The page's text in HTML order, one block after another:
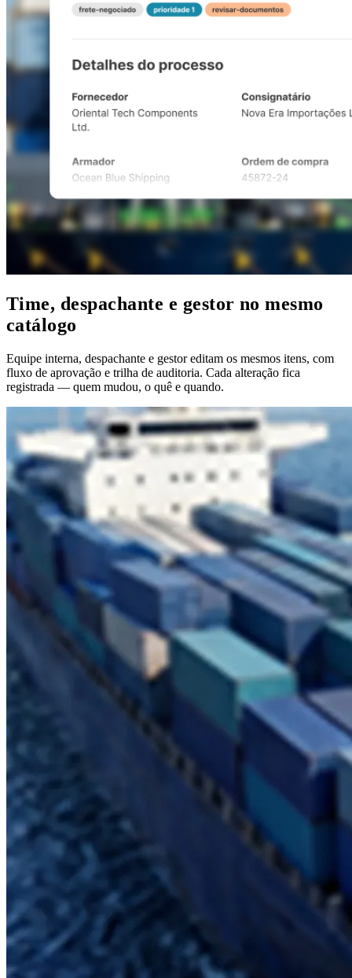
Time, despachante e gestor no mesmo
catálogo
Equipe interna, despachante e gestor editam os mesmos itens, com
fluxo de aprovação e trilha de auditoria. Cada alteração fica
registrada — quem mudou, o quê e quando.